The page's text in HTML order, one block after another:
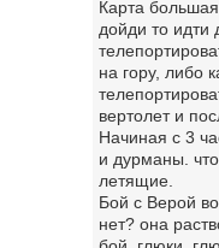
Карта
дойди то идти
на гору, либо
вертолет и
Начиная с 3
и дурманы.
летящие.
Бой с Верой
нет? она